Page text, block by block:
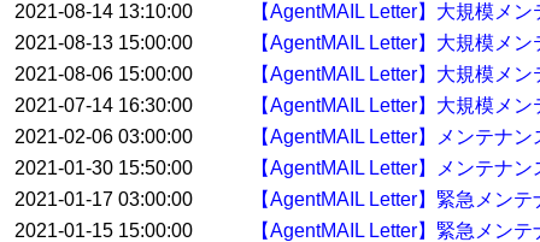
2021-08-14 13:10:00
【AgentMAIL Letter】大規模メ
2021-08-13 15:00:00
【AgentMAIL Letter】大規模メ
2021-08-06 15:00:00
【AgentMAIL Letter】大規模メ
2021-07-14 16:30:00
【AgentMAIL Letter】大規模メ
2021-02-06 03:00:00
【AgentMAIL Letter】メンテナ
2021-01-30 15:50:00
【AgentMAIL Letter】メンテナ
2021-01-17 03:00:00
【AgentMAIL Letter】緊急メン
2021-01-15 15:00:00
【AgentMAIL Letter】緊急メン